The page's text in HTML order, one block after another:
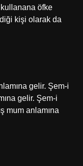
öfke
kişi olarak da
gelir. Şem-i
gelir. Şem-i
mum anlamına